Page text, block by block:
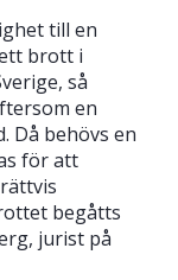
till en
brott i
så
en
Då behövs en
för att
begåtts
jurist på